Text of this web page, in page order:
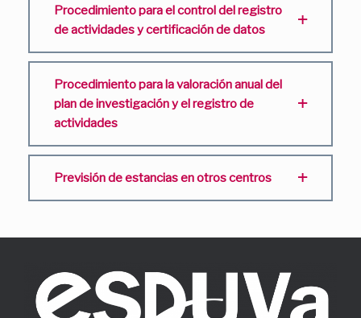
Procedimiento para el control del registro
de actividades y certificación de datos
Procedimiento para la valoración anual del
plan de investigación y el registro de
actividades
Previsión de estancias en otros centros